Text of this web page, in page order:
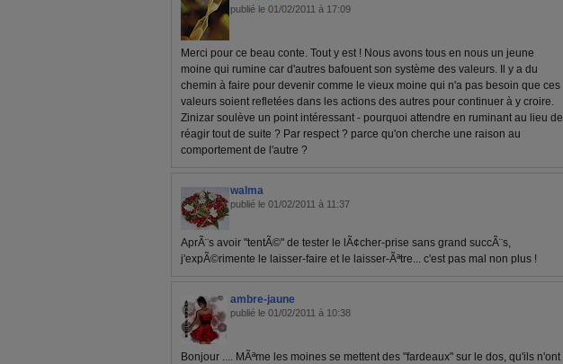
publié le 01/02/2011 à 17:09
Merci pour ce beau conte. Tout y est ! Nous avons tous en nous un jeune
moine qui rumine car d'autres bafouent son système des valeurs. Il y a du
chemin à faire pour devenir comme le vieux moine qui n'a pas besoin que ces
valeurs soient refletées dans les actions des autres pour continuer à y croire.
Zinizar soulève un point intéressant - pourquoi attendre en ruminant au lieu de
réagir tout de suite ? Par respect ? parce qu'on cherche une raison au
comportement de l'autre ?
walma
publié le 01/02/2011 à 11:37
AprÃ¨s avoir "tentÃ©" de tester le lÃ¢cher-prise sans grand succÃ¨s,
j'expÃ©rimente le laisser-faire et le laisser-Ãªtre... c'est pas mal non plus !
ambre-jaune
publié le 01/02/2011 à 10:38
Bonjour .... MÃªme les moines se mettent des "fardeaux" sur le dos, qu'ils n'ont